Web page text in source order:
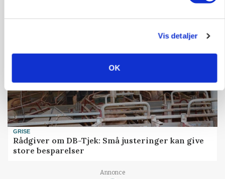
Vis detaljer
OK
GRISE
Rådgiver om DB-Tjek: Små justeringer kan give
store besparelser
Annonce